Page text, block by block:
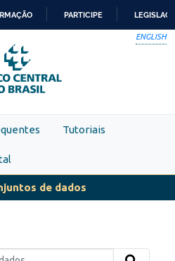
PARA
O
CONTEÚDO
PARTICIPE
ENGLISH
Tutoriais
de dados